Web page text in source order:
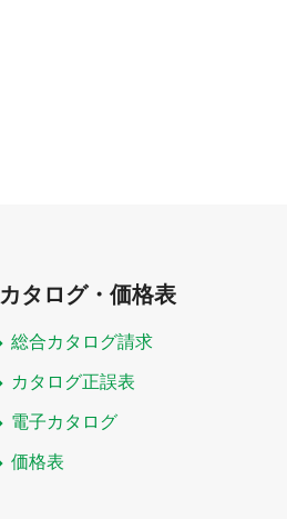
カタログ・価格表
総合カタログ請求
カタログ正誤表
電子カタログ
価格表